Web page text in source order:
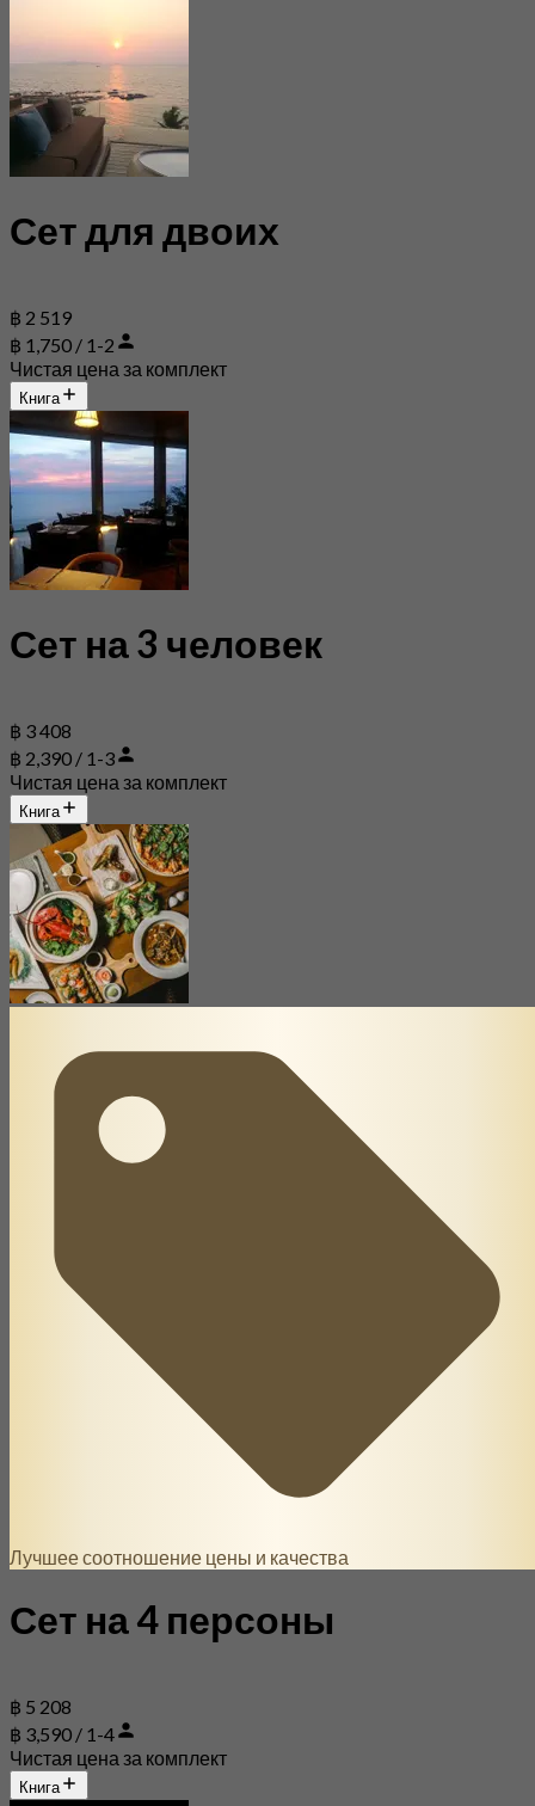
Сет для двоих
฿ 2 519
฿ 1,750 / 1-2
Чистая цена за комплект
Книга
Сет на 3 человек
฿ 3 408
฿ 2,390 / 1-3
Чистая цена за комплект
Книга
Лучшее соотношение цены и качества
Сет на 4 персоны
฿ 5 208
฿ 3,590 / 1-4
Чистая цена за комплект
Книга